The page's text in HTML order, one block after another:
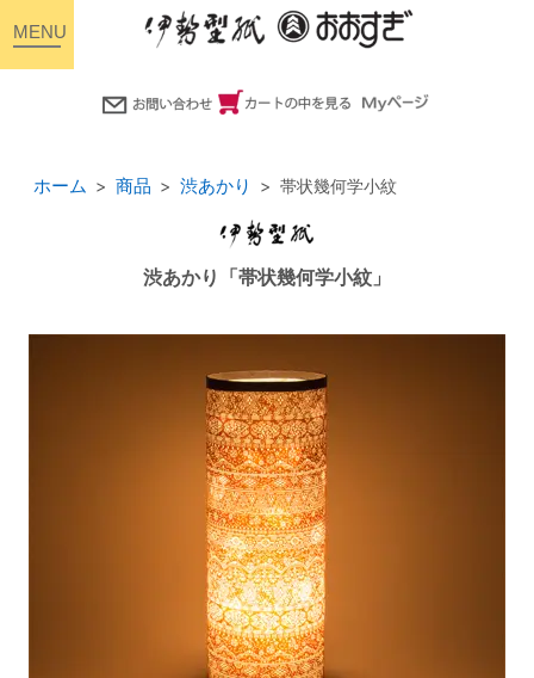
ホーム 商品 渋あかり 帯状幾何学小紋
渋あかり「帯状幾何学小紋」
toggle
navigation